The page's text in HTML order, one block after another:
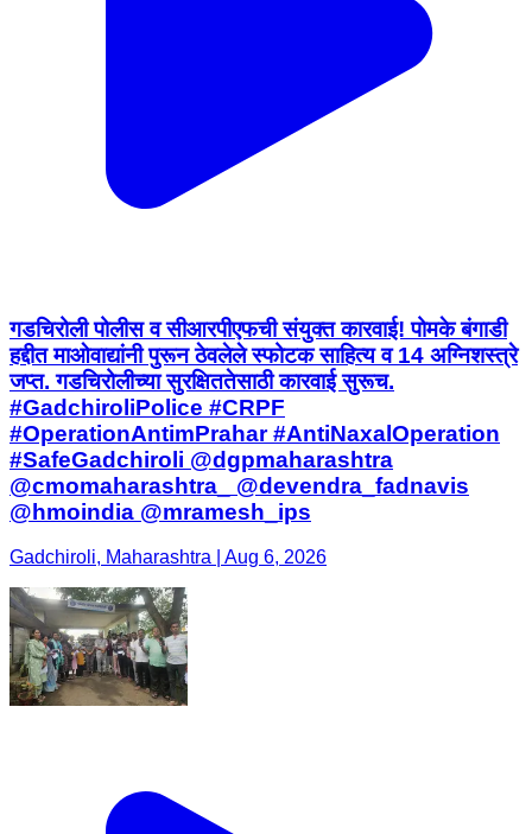
गडचिरोली पोलीस व सीआरपीएफची संयुक्त कारवाई! पोमके बंगाडी
हद्दीत माओवाद्यांनी पुरून ठेवलेले स्फोटक साहित्य व 14 अग्निशस्त्रे
जप्त. गडचिरोलीच्या सुरक्षिततेसाठी कारवाई सुरूच.
#GadchiroliPolice #CRPF
#OperationAntimPrahar #AntiNaxalOperation
#SafeGadchiroli @dgpmaharashtra
@cmomaharashtra_ @devendra_fadnavis
@hmoindia @mramesh_ips
Gadchiroli, Maharashtra | Aug 6, 2026